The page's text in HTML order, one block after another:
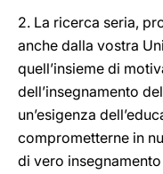
2. La ricerca seria,
anche dalla vostra
quell’insieme di
dell’insegnamento
un’esigenza
comprometterne in
di vero